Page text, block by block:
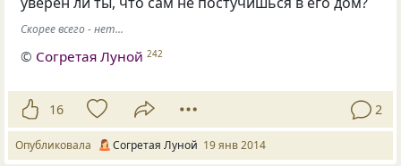
Скорее всего - нет...
© Согретая Луной 242
16 2
Опубликовала Согретая Луной 19 янв 2014